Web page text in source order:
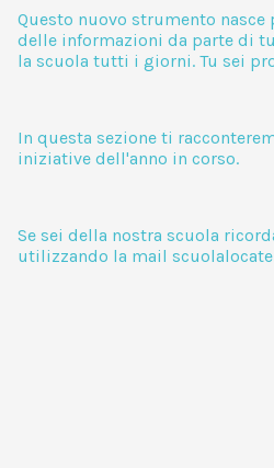
Questo nuovo strumento
delle informazioni da parte di
la scuola tutti i giorni. Tu sei
In questa sezione ti
iniziative dell'anno in corso.
Se sei della nostra scuola
utilizzando la mail